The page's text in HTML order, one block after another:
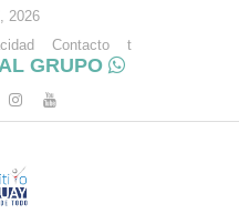
2026
Contacto t
GRUPO